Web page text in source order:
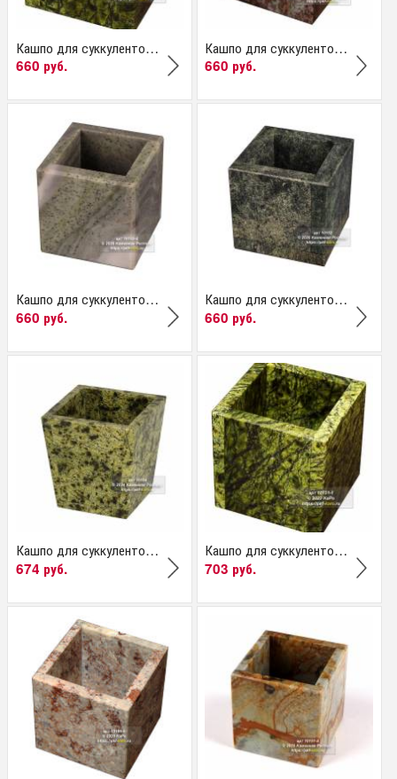
Кашпо для суккулентов...
660 руб.
Кашпо для суккулентов...
660 руб.
Кашпо для суккулентов...
660 руб.
Кашпо для суккулентов...
660 руб.
Кашпо для суккулентов...
674 руб.
Кашпо для суккулентов...
703 руб.